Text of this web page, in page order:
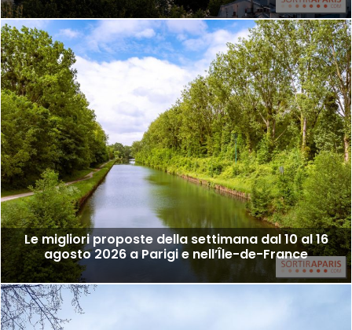
Le migliori proposte della settimana dal 10 al 16
agosto 2026 a Parigi e nell’Île-de-France